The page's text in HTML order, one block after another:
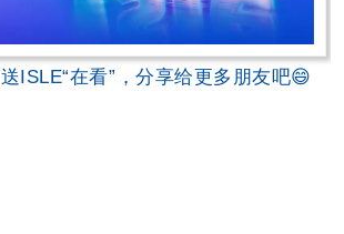
送ISLE“在看”，分享给更多朋友吧😄